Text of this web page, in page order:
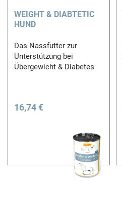
WEIGHT & DIABTETIC
HUND
Das Nassfutter zur
Unterstützung bei
Übergewicht & Diabetes
16,74 €